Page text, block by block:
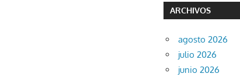
ARCHIVOS
agosto 2026
julio 2026
junio 2026